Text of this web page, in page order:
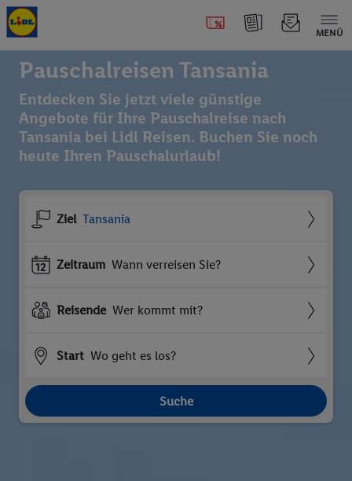
MENÜ
Pauschalreisen Tansania
Entdecken Sie jetzt viele günstige
Angebote für Ihre Pauschalreise nach
Tansania bei Lidl Reisen. Buchen Sie noch
heute Ihren Pauschalurlaub!
Ziel Tansania
Zeitraum Wann verreisen Sie?
Reisende Wer kommt mit?
Start Wo geht es los?
Suche